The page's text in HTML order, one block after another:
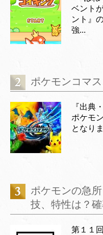
ベント
ント』
強...
ポケモンコマ
『出典
ポケモ
となり
ポケモンの急
技、特性は？確
第１１